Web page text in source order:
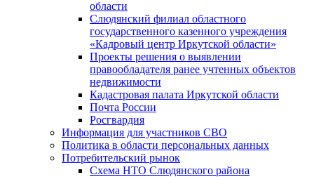
области
Слюдянский филиал областного
государственного казенного учреждения
«Кадровый центр Иркутской области»
Проекты решения о выявлении
правообладателя ранее учтенных объектов
недвижимости
Кадастровая палата Иркутской области
Почта России
Росгвардия
Информация для участников СВО
Политика в области персональных данных
Потребительский рынок
Схема НТО Слюдянского района